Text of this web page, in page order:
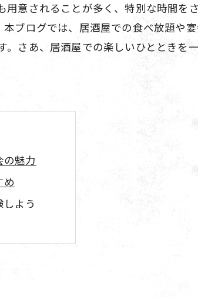
意されることが多く、特別な時間を
ブログでは、居酒屋での食べ放題や
さあ、居酒屋での楽しいひとときを
魅力
め
よう
会プラン
出に残る夜